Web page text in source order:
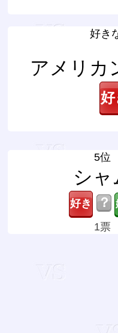
好き
アメリカ
5位
シャ
？
1票